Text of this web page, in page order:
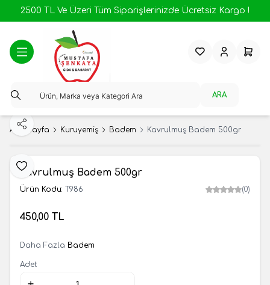
2500 TL Ve Üzeri Tüm Siparişlerinizde Ücretsiz Kargo !
ARA
FavorilerimHesabım
Ana Sayfa Kuruyemiş Badem Kavrulmuş Badem 500gr
Favoriye Ekle
Paylaş
Kavrulmuş Badem 500gr
Ürün Kodu: T986 (0)
450,00 TL
Daha Fazla Badem
Adet